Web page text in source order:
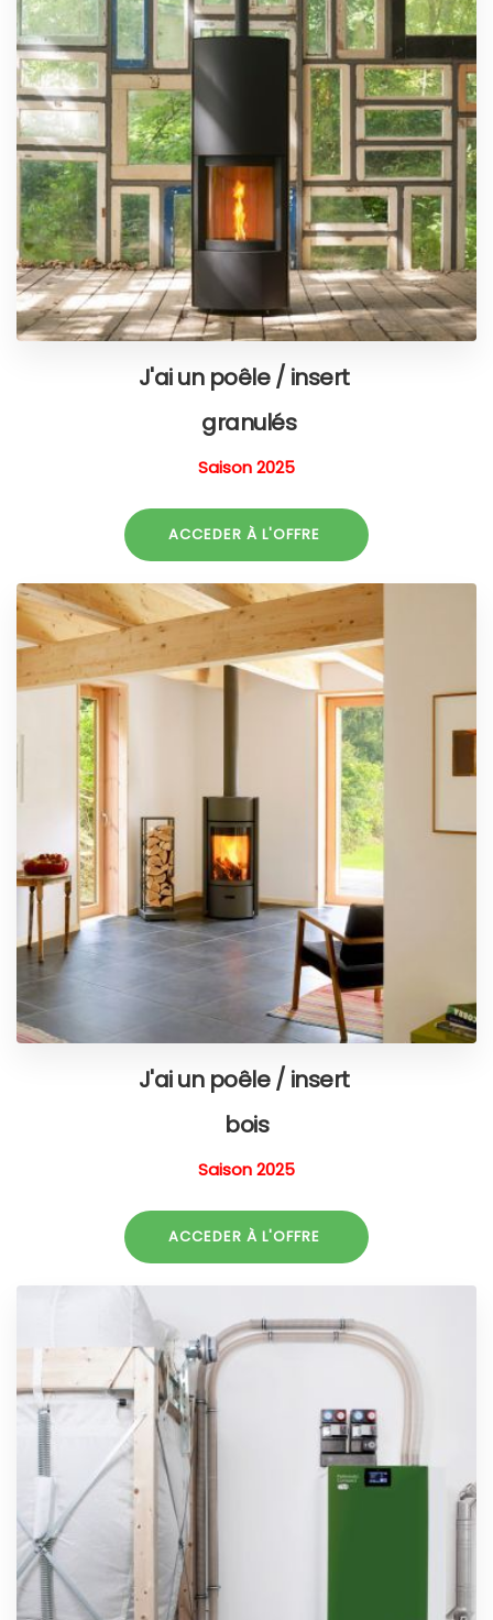
J'ai un poêle / insert
granulés
Saison 2025
ACCEDER À L'OFFRE
J'ai un poêle / insert
bois
Saison 2025
ACCEDER À L'OFFRE